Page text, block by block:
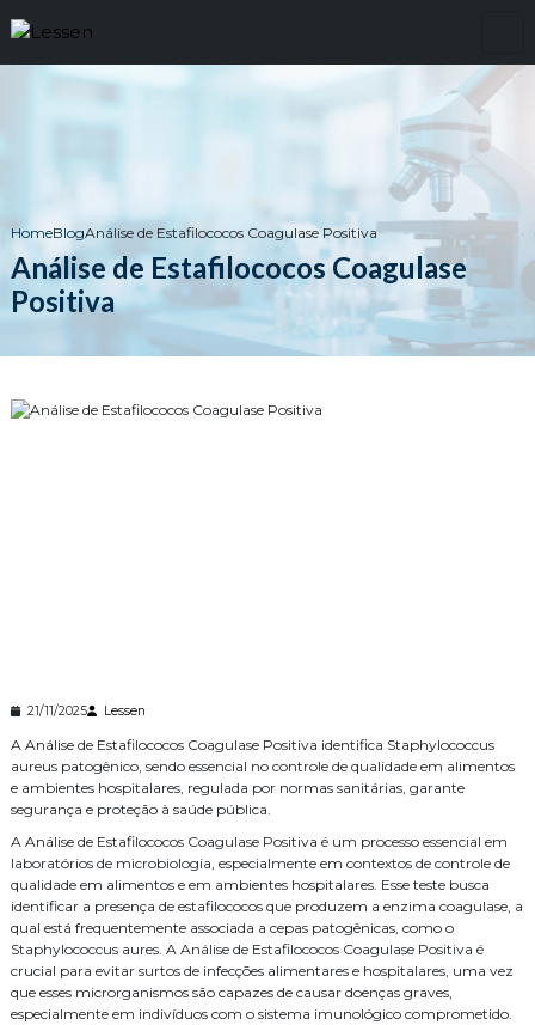
HomeBlogAnálise de Estafilococos Coagulase Positiva
Análise de Estafilococos Coagulase
Positiva
21/11/2025 Lessen
A Análise de Estafilococos Coagulase Positiva identifica Staphylococcus
aureus patogênico, sendo essencial no controle de qualidade em alimentos
e ambientes hospitalares, regulada por normas sanitárias, garante
segurança e proteção à saúde pública.
A Análise de Estafilococos Coagulase Positiva é um processo essencial em
laboratórios de microbiologia, especialmente em contextos de controle de
qualidade em alimentos e em ambientes hospitalares. Esse teste busca
identificar a presença de estafilococos que produzem a enzima coagulase, a
qual está frequentemente associada a cepas patogênicas, como o
Staphylococcus aures. A Análise de Estafilococos Coagulase Positiva é
crucial para evitar surtos de infecções alimentares e hospitalares, uma vez
que esses microrganismos são capazes de causar doenças graves,
especialmente em indivíduos com o sistema imunológico comprometido.